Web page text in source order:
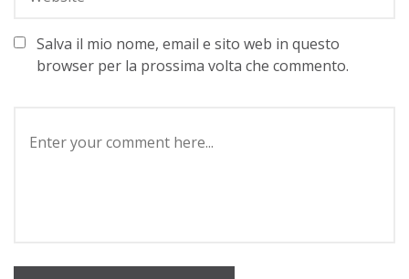
Salva il mio nome, email e sito web in questo
browser per la prossima volta che commento.